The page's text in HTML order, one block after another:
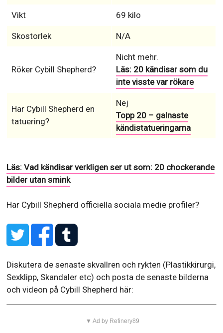
Vikt 69 kilo
Skostorlek N/A
Röker Cybill Shepherd?
Nicht mehr.
Läs: 20 kändisar som du
inte visste var rökare
Har Cybill Shepherd en
tatuering?
Nej
Topp 20 – galnaste
kändistatueringarna
Läs: Vad kändisar verkligen ser ut som: 20 chockerande
bilder utan smink
Har Cybill Shepherd officiella sociala medie profiler?
Diskutera de senaste skvallren och rykten (Plastikkirurgi,
Sexklipp, Skandaler etc) och posta de senaste bilderna
och videon på Cybill Shepherd här:
▼ Ad by Refinery89